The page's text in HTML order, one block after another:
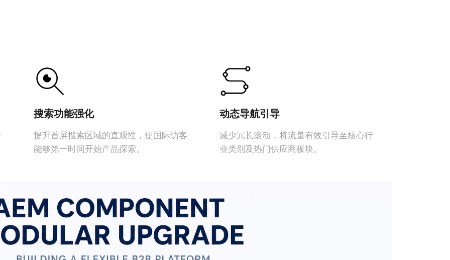
搜索功能强化
提升首屏搜索区域的直观性，使国际访客
能够第一时间开始产品探索。
动态导航引导
减少冗长滚动，将流量有效引导至核心行
业类别及热门供应商板块。